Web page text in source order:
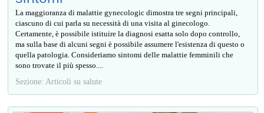
La maggioranza di malattie gynecologic dimostra tre segni principali,
ciascuno di cui parla su necessità di una visita al ginecologo.
Certamente, è possibile istituire la diagnosi esatta solo dopo controllo,
ma sulla base di alcuni segni è possibile assumere l'esistenza di questo o
quella patologia. Consideriamo sintomi delle malattie femminili che
sono trovate il più spesso....
Sezione: Articoli su salute